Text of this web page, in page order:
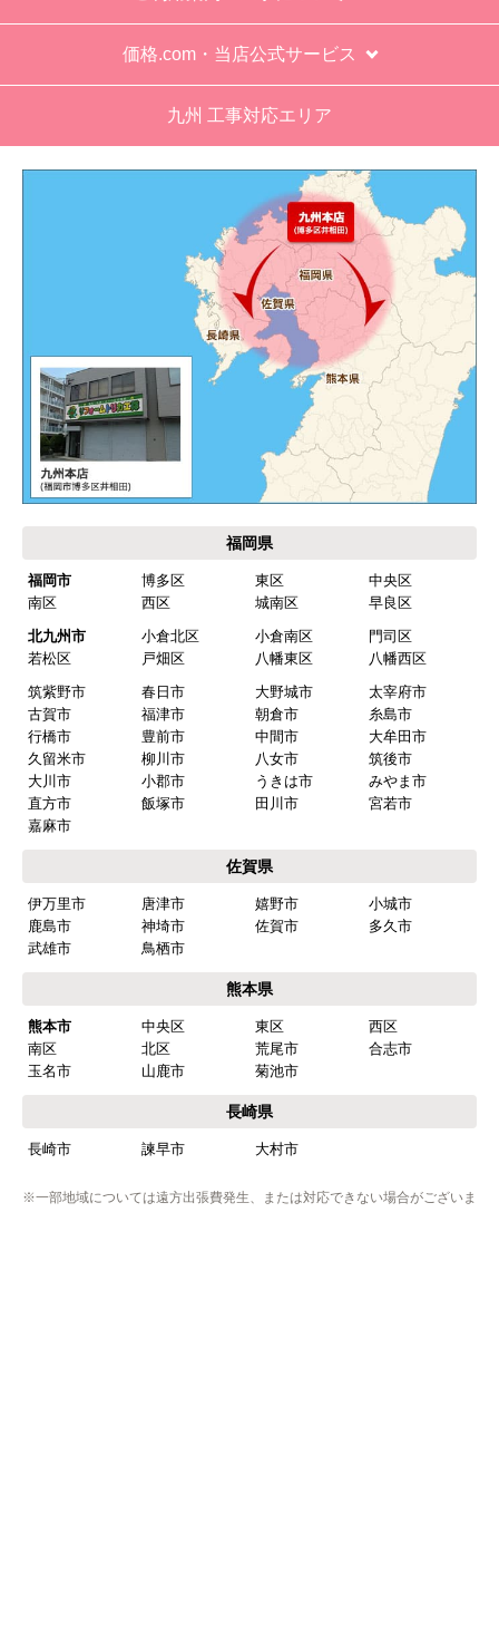
価格.com・当店公式サービス
九州 工事対応エリア
福岡県
福岡市 博多区 東区
中央区
南区
西区 城南区
早良区
北九州市
小倉北区 小倉南区
門司区
若松区
戸畑区 八幡東区
八幡西区
筑紫野市
春日市 大野城市
太宰府市
古賀市
福津市 朝倉市
糸島市
行橋市
豊前市 中間市
大牟田市
久留米市
柳川市 八女市
筑後市
大川市
小郡市 うきは市
みやま市
直方市
飯塚市 田川市
宮若市
嘉麻市
佐賀県
伊万里市 唐津市 嬉野市
小城市
鹿島市
神埼市 佐賀市
多久市
武雄市
鳥栖市
熊本県
熊本市 中央区 東区
西区
南区
北区 荒尾市
合志市
玉名市
山鹿市 菊池市
長崎県
長崎市 諫早市 大村市
※一部地域については遠方出張費発生、または対応できない場合がございま